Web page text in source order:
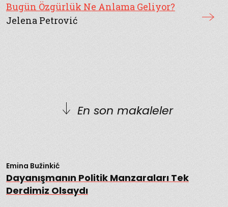
Bugün Özgürlük Ne Anlama Geliyor?
Jelena Petrović
En son makaleler
Emina Bužinkić
Dayanışmanın Politik Manzaraları Tek
Derdimiz Olsaydı